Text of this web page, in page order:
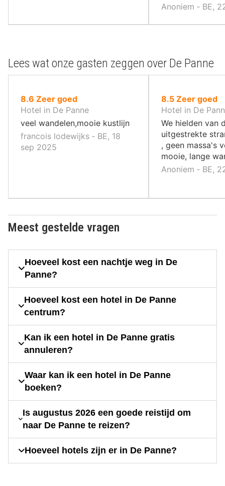
Anoniem ‐ BE,
Lees wat onze gasten zeggen over De Panne
8.6 uit
10
,
Zeer goed
Hotel in De Panne
veel wandelen,mooie kustlijn
francois lodewijks ‐ BE, 18
sep 2025
8.5uit
10
,
Zeer goed
Hotel in De
We hielden van
uitgestrekte
, geen massa's
mooie, lange
Anoniem ‐ BE,
Meest gestelde vragen
Hoeveel kost een nachtje weg in De
Panne?
Hoeveel kost een hotel in De Panne
centrum?
Kan ik een hotel in De Panne gratis
annuleren?
Waar kan ik een hotel in De Panne
boeken?
Is augustus 2026 een goede reistijd om
naar De Panne te reizen?
Hoeveel hotels zijn er in De Panne?